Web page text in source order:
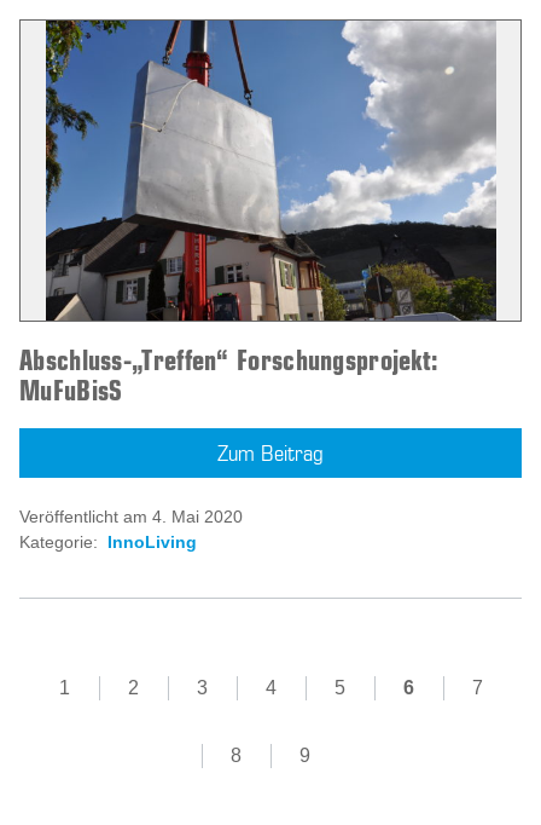
Abschluss-„Treffen“ Forschungsprojekt:
MuFuBisS
Zum Beitrag
Veröffentlicht am 4. Mai 2020
Kategorie:
InnoLiving
1 2 3 4 5 6 7
8 9